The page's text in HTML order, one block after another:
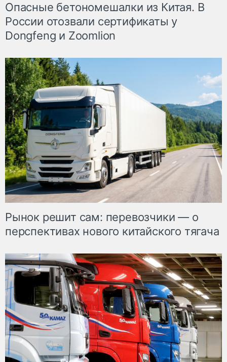
Опасные бетономешалки из Китая. В
России отозвали сертификаты у
Dongfeng и Zoomlion
Рынок решит сам: перевозчики — о
перспективах нового китайского тягача